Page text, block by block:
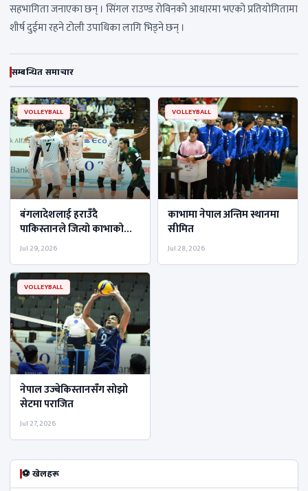
सहभागिता जनाएका छन् । सिंगल राउण्ड रोविनको आधारमा भएको प्रतियोगितामा
शीर्ष दुईमा रहने टोली उपाधिका लागि भिड्ने छन् ।
सम्बन्धित समाचार
VOLLEYBALL
बंगलादेशलाई हराउँदै
पाकिस्तानले जित्यो काभाको
उपाधि
Jul 29, 2026
VOLLEYBALL
काभामा नेपाल अन्तिम स्थानमा
सीमित
Jul 28, 2026
VOLLEYBALL
नेपाल उज्बेकिस्तानसँग सोझो
सेटमा पराजित
Jul 27, 2026
⚽ खेलहरू